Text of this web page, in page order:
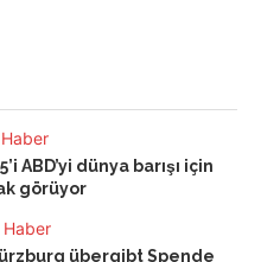
ABD’yi dünya barışı için
görüyor
Haber
übergibt Spende